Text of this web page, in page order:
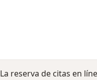
La reserva de citas en